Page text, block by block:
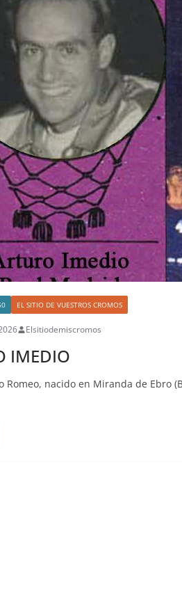
EL SITIO DE VUESTROS CROMOS
Elsitiodemiscromos
IMEDIO
Romeo, nacido en Miranda de Ebro